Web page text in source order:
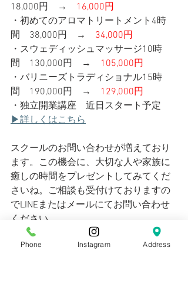
18,000円　→
16,000円
・初めてのアロマトリートメント4時
間　38,000円　→
34,000円
・スウェディッシュマッサージ10時
間　130,000円　→
105,000円
・バリニーズトラディショナル15時
間　190,000円　→
129,000円
・独立開業講座　近日スタート予定
▶詳しくはこちら
スクールのお問い合わせが増えており
ます。この機会に、大切な人や家族に
癒しの時間をプレゼントしてみてくだ
さいね。ご相談も受付けておりますの
でLINEまたはメールにてお問い合わせ
ください。
皆さまのお越しを心よりお待ちしてお
Phone Instagram Address